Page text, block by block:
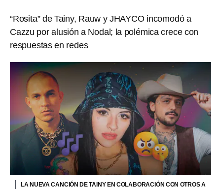
“Rosita” de Tainy, Rauw y JHAYCO incomodó a
Cazzu por alusión a Nodal; la polémica crece con
respuestas en redes
LA NUEVA CANCIÓN DE TAINY EN COLABORACIÓN CON OTROS A